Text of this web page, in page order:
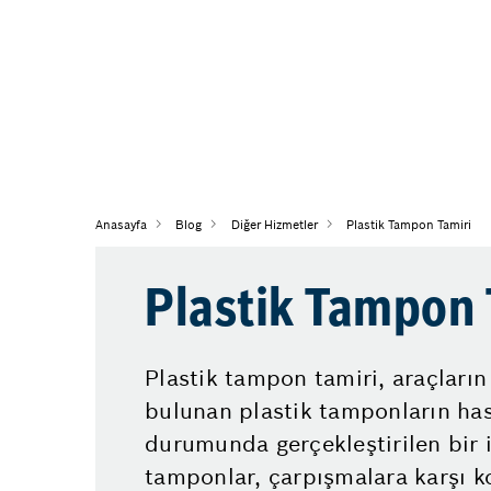
Anasayfa Blog Diğer Hizmetler Plastik Tampon Tamiri
Plastik Tampon
Plastik tampon tamiri, araçların
bulunan plastik tamponların
durumunda gerçekleştirilen bir
tamponlar, çarpışmalara karşı